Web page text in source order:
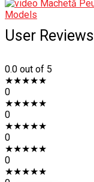
User Reviews
0.0 out of 5
★★★★★
0
★★★★★
0
★★★★★
0
★★★★★
0
★★★★★